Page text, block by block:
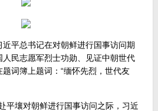
平总书记在对朝鲜进行国事访问期
民志愿军烈士功勋、见证中朝世代
词簿上题词：“缅怀先烈，世代友
平壤对朝鲜进行国事访问之际，习近